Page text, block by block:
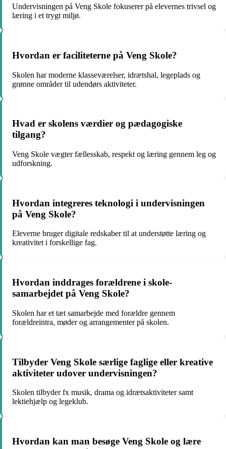
Undervisningen på Veng Skole fokuserer på elevernes trivsel og
læring i et trygt miljø.
Hvordan er faciliteterne på Veng Skole?
Skolen har moderne klasseværelser, idrætshal, legeplads og
grønne områder til udendørs aktiviteter.
Hvad er skolens værdier og pædagogiske
tilgang?
Veng Skole vægter fællesskab, respekt og læring gennem leg og
udforskning.
Hvordan integreres teknologi i undervisningen
på Veng Skole?
Eleverne bruger digitale redskaber til at understøtte læring og
kreativitet i forskellige fag.
Hvordan inddrages forældrene i skole-
samarbejdet på Veng Skole?
Skolen har et tæt samarbejde med forældre gennem
forældreintra, møder og arrangementer på skolen.
Tilbyder Veng Skole særlige faglige eller kreative
aktiviteter udover undervisningen?
Skolen tilbyder fx musik, drama og idrætsaktiviteter samt
lektiehjælp og legeklub.
Hvordan kan man besøge Veng Skole og lære